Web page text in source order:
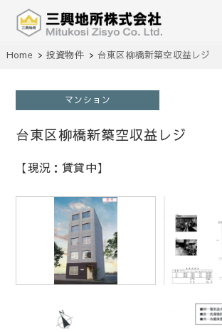
三興地所株式会社
不動産の売買、賃貸、仲介、管理
Home 投資物件 台東区柳橋新築空収益レジ
マンション
台東区柳橋新築空収益レジ
【現況：賃貸中】